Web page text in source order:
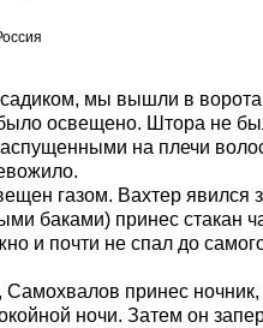
мы вышли в
освещено. Штора не
на плечи
газом. Вахтер явился
баками) принес стакан
и почти не спал до
Самохвалов принес
ночи. Затем он